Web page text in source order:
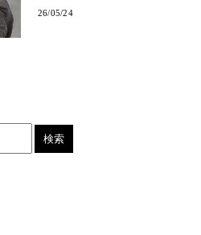
26/05/24
検索